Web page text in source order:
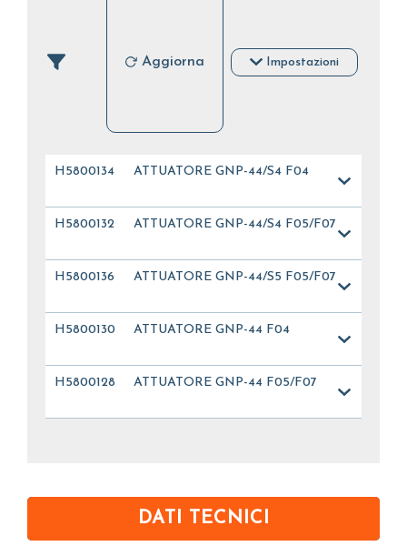
Aggiorna Impostazioni
H5800134 ATTUATORE GNP-44/S4 F04
H5800132 ATTUATORE GNP-44/S4 F05/F07
H5800136 ATTUATORE GNP-44/S5 F05/F07
H5800130 ATTUATORE GNP-44 F04
H5800128 ATTUATORE GNP-44 F05/F07
DATI TECNICI